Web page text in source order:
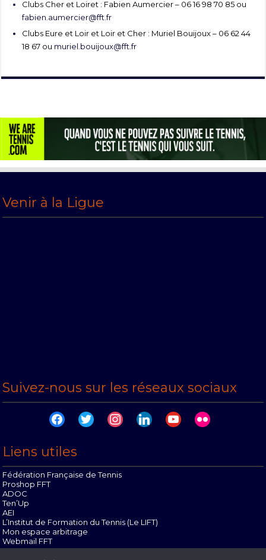
Clubs Cher et Loiret : Fabien Aumercier – 06 16 98 70 85 ou
fabien.aumercier@fft.fr
Clubs Eure et Loir et Loir et Cher : Muriel Bouijoux – 06 62 44
18 67 ou muriel.bouijoux@fft.fr
Venir à la Ligue
Suivez-nous sur les réseaux sociaux
facebooktwitter instagramlinkedinyoutubeflickr
Liens utiles
Fédération Française de Tennis
Proshop FFT
ADOC
Ten’Up
AEI
L’Institut de Formation du Tennis (Le LIFT)
Mon espace arbitrage
Webmail FFT
Offres d’emploi